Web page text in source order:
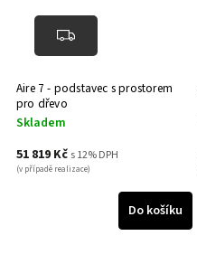
Aire 7 - podstavec s prostorem
pro dřevo
Skladem
51 819 Kč s 12% DPH
(v případě realizace)
Do košíku